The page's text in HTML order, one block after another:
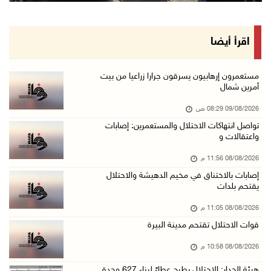
الاحتلال يقتحم قرية المغير شمال شرق رام الله
مستعمرون يهاجمون مسجدا في بلدة إذنا غرب الخلي ...
08/آب/2026 09:11 م
الاحتلال يقتحم كوبر شمال رام الله
الاحتلال ينصب حواجز طيارة في محيط مخيم طولكرم ...
08/آب/2026 07:56 م
مستعمرون يهاجمون قرية أبو فلاح
08/آب/2026 07:07 م
مستعمرون يقتحمون بلدة بيت عور التحتا وقرية جل ...
اقرأ أيضا
مستعمرون إرهابيون يسرقون جرارا زراعيا من بيت
أمرين شمال
09/08/2026 08:29 ص
تواصل انتهاكات الاحتلال والمستعمرين: إصابات
واعتقالات و
08/08/2026 11:56 م
إصابات بالاختناق في مخيم الدهيشة والاحتلال
يقتحم بلدات
08/08/2026 11:05 م
قوات الاحتلال تقتحم مدينة البيرة
08/08/2026 10:58 م